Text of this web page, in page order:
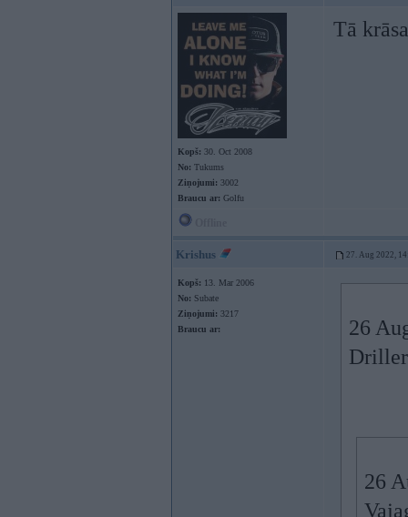
Kopš: 30. Oct 2008
No: Tukums
Ziņojumi: 3002
Braucu ar: Golfu
Tā
Krishus 27. Aug 2022,
Kopš: 13. Mar 2006
No: Subate
Ziņojumi: 3217
Braucu ar:
26
26